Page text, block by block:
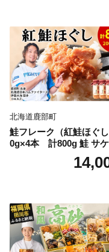
北海道鹿部町
鮭フレーク（紅鮭ほぐ
0g×4本 計800g 鮭 サ
ほぐし サケフレーク シ
フレーク 鮭フレーク